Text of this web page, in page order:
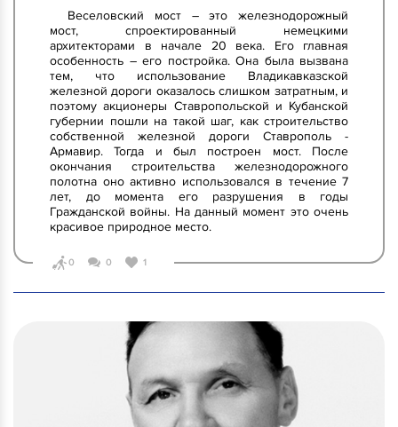
Веселовский мост – это железнодорожный
мост, спроектированный немецкими
архитекторами в начале 20 века. Его главная
особенность – его постройка. Она была вызвана
тем, что использование Владикавказской
железной дороги оказалось слишком затратным, и
поэтому акционеры Ставропольской и Кубанской
губернии пошли на такой шаг, как строительство
собственной железной дороги Ставрополь -
Армавир. Тогда и был построен мост. После
окончания строительства железнодорожного
полотна оно активно использовался в течение 7
лет, до момента его разрушения в годы
Гражданской войны. На данный момент это очень
красивое природное место.
0 0 1